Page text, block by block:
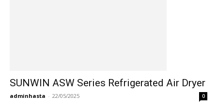
SUNWIN ASW Series Refrigerated Air Dryer
adminhasta - 22/05/2025 0